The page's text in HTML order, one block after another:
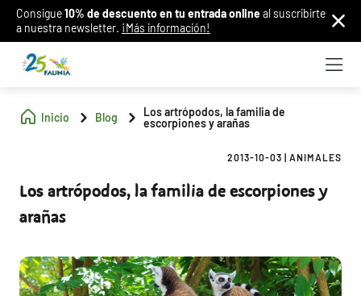
Consigue10% de descuento en tu entrada onlineal suscribirte
a nuestra newsletter. ¡Más información!
Inicio Blog
Los artrópodos, la familia de
escorpiones y arañas
2013-10-03 ANIMALES
Los artrópodos, la familia de escorpiones y
arañas